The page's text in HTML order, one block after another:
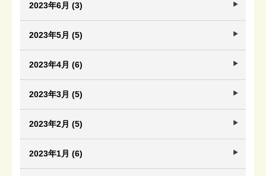
2023年6月 (3)
2023年5月 (5)
2023年4月 (6)
2023年3月 (5)
2023年2月 (5)
2023年1月 (6)